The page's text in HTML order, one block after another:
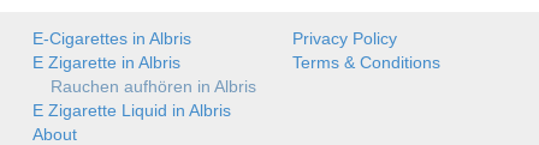
E-Cigarettes in Albris
E Zigarette in Albris
Rauchen aufhören in Albris
E Zigarette Liquid in Albris
About
Privacy Policy
Terms & Conditions